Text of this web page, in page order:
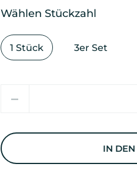
Wählen Stückzahl
1 Stück 3er Set
IN